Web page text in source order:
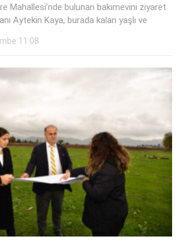
Mahallesi’nde bulunan bakımevini ziyaret
Aytekin Kaya, burada kalan yaşlı ve
11:08